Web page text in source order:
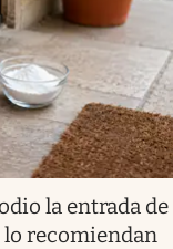
la entrada de
lo recomiendan